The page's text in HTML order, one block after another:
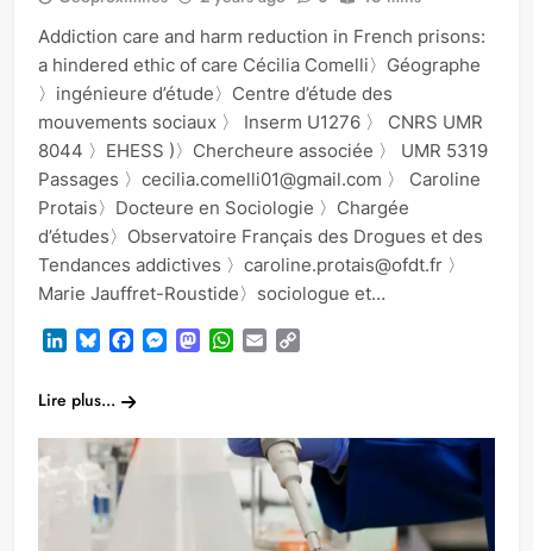
Addiction care and harm reduction in French prisons:
a hindered ethic of care Cécilia Comelli〉Géographe
〉ingénieure d’étude〉Centre d’étude des
mouvements sociaux 〉 Inserm U1276 〉 CNRS UMR
8044 〉EHESS )〉Chercheure associée 〉 UMR 5319
Passages 〉cecilia.comelli01@gmail.com 〉 Caroline
Protais〉Docteure en Sociologie 〉Chargée
d’études〉Observatoire Français des Drogues et des
Tendances addictives 〉caroline.protais@ofdt.fr 〉
Marie Jauffret-Roustide〉sociologue et…
LinkedInBlueskyFacebook
Messenger
Mastodon
WhatsApp
Email
Lire plus...